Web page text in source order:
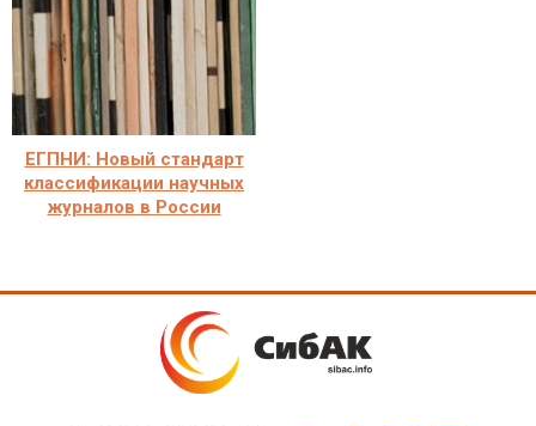
ЕГПНИ: Новый стандарт
классификации научных
журналов в России